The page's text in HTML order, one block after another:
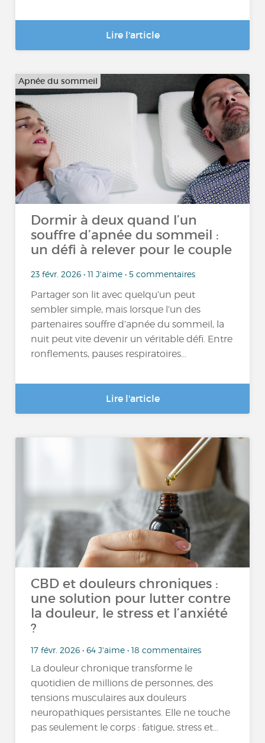
Lire l'article
Apnée du sommeil
Dormir à deux quand l’un
souffre d’apnée du sommeil :
un défi à relever pour le couple
23 févr. 2026 • 11 J'aime • 5 commentaires
Partager son lit avec quelqu’un peut
sembler simple, mais lorsque l’un des
partenaires souffre d’apnée du sommeil, la
nuit peut vite devenir un véritable défi. Entre
ronflements, pauses respiratoires...
Lire l'article
CBD et douleurs chroniques :
une solution pour lutter contre
la douleur, le stress et l’anxiété
?
17 févr. 2026 • 64 J'aime • 18 commentaires
La douleur chronique transforme le
quotidien de millions de personnes, des
tensions musculaires aux douleurs
neuropathiques persistantes. Elle ne touche
pas seulement le corps : fatigue, stress et...